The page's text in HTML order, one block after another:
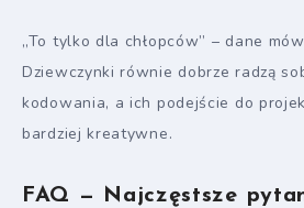
„To tylko dla chłopców” – dane
Dziewczynki równie dobrze radzą
kodowania, a ich podejście do
bardziej kreatywne.
FAQ — Najczęstsze